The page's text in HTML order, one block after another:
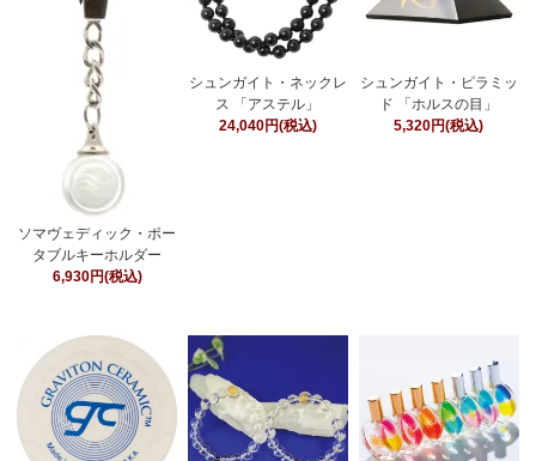
ソマヴェディック・ポー
タブルキーホルダー
6,930円(税込)
シュンガイト・ネックレ
ス 「アステル」
24,040円(税込)
シュンガイト・ピラミッ
ド 「ホルスの目」
5,320円(税込)